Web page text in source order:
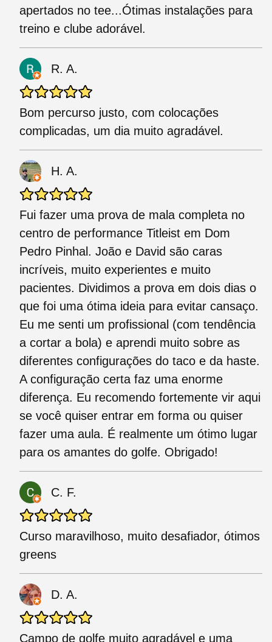
apertados no tee...Ótimas instalações para
treino e clube adorável.
R. A.
Bom percurso justo, com colocações
complicadas, um dia muito agradável.
H. A.
Fui fazer uma prova de mala completa no
centro de performance Titleist em Dom
Pedro Pinhal. João e David são caras
incríveis, muito experientes e muito
pacientes. Dividimos a prova em dois dias o
que foi uma ótima ideia para evitar cansaço.
Eu me senti um profissional (com tendência
a cortar a bola) e aprendi muito sobre as
diferentes configurações do taco e da haste.
A configuração certa faz uma enorme
diferença. Eu recomendo fortemente vir aqui
se você quiser entrar em forma ou quiser
fazer uma aula. É realmente um ótimo lugar
para os amantes do golfe. Obrigado!
C. F.
Curso maravilhoso, muito desafiador, ótimos
greens
D. A.
Campo de golfe muito agradável e uma